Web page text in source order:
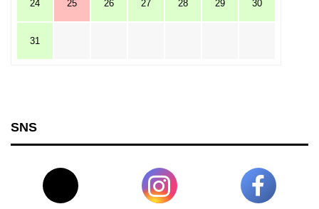
24 25 26 27 28 29 30
31
SNS